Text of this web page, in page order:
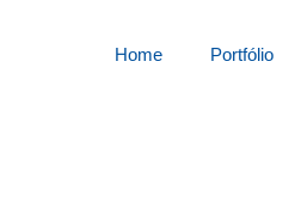
Home Portfólio